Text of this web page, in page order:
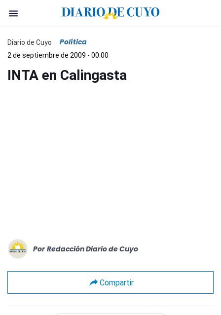
Diario de Cuyo Política
2 de septiembre de 2009 - 00:00
INTA en Calingasta
Por Redacción Diario de Cuyo
Compartir